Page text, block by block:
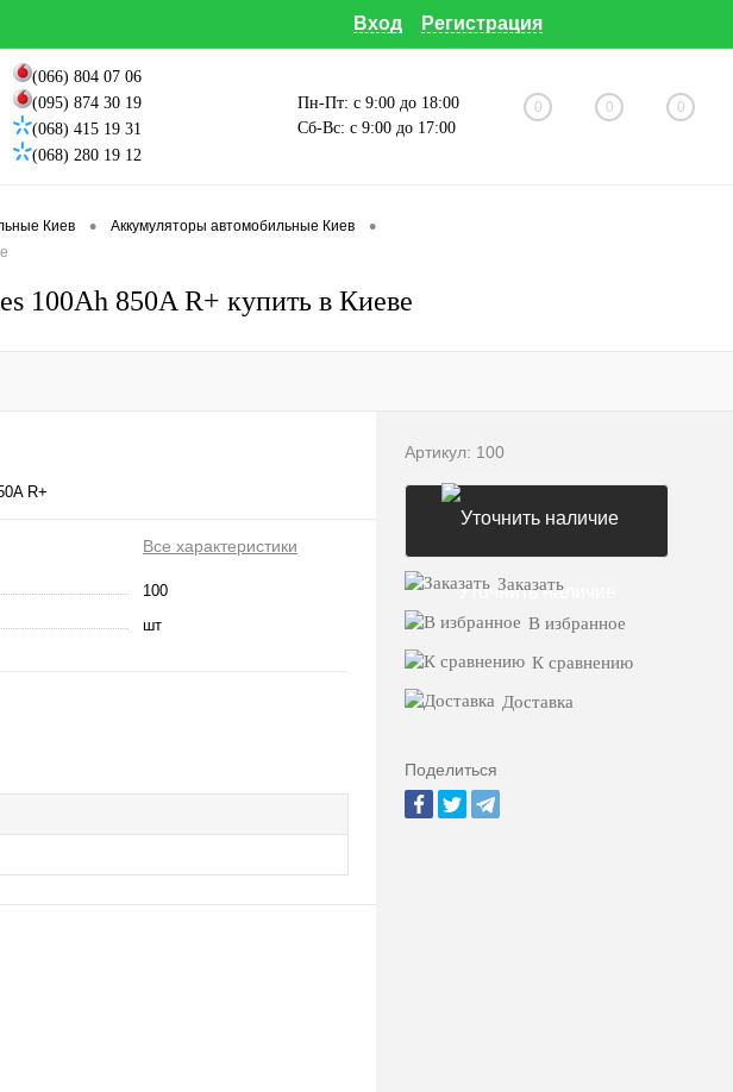
Вход Регистрация
(066) 804 07 06
(095) 874 30 19
(068) 415 19 31
(068) 280 19 12
Пн-Пт: с 9:00 до 18:00
Сб-Вс: с 9:00 до 17:00
0 0 0
Киев • Аккумуляторы автомобильные Киев •
100Ah 850A R+ купить в Киеве
R+
Все характеристики
100
шт
Артикул: 100
Уточнить наличие
Заказать
В избранное
К сравнению
Доставка
Поделиться